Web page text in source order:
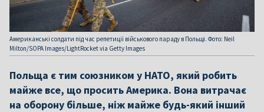
Американські солдати під час репетиції військового параду в Польщі. Фото: Neil
Milton/SOPA Images/LightRocket via Getty Images
Польща є тим союзником у НАТО, який робить
майже все, що просить Америка. Вона витрачає
на оборону більше, ніж майже будь-який інший